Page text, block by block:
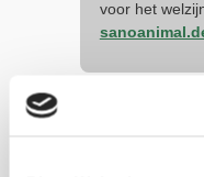
voor het